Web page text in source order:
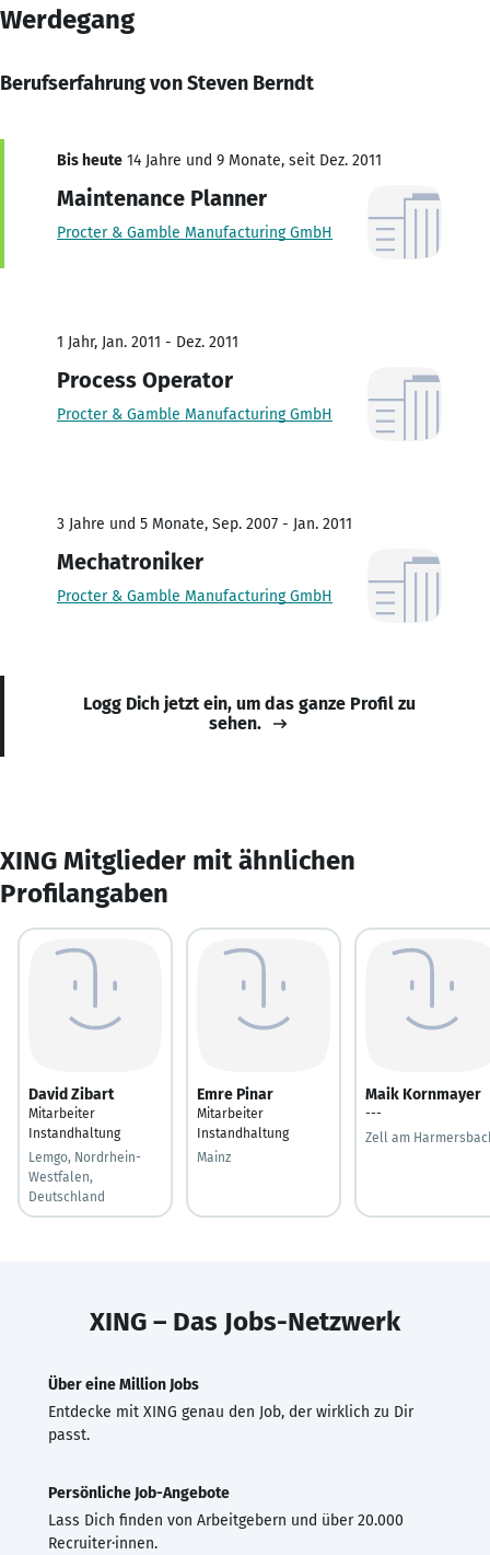
Werdegang
Berufserfahrung von Steven Berndt
Bis heute 14 Jahre und 9 Monate, seit Dez. 2011
Maintenance Planner
Procter & Gamble Manufacturing GmbH
1 Jahr, Jan. 2011 - Dez. 2011
Process Operator
Procter & Gamble Manufacturing GmbH
3 Jahre und 5 Monate, Sep. 2007 - Jan. 2011
Mechatroniker
Procter & Gamble Manufacturing GmbH
Logg Dich jetzt ein, um das ganze Profil zu
sehen.
XING Mitglieder mit ähnlichen
Profilangaben
David Zibart
Mitarbeiter
Instandhaltung
Lemgo, Nordrhein-
Westfalen,
Deutschland
Emre Pinar
Mitarbeiter
Instandhaltung
Mainz
Maik Kornmayer
---
Zell am
XING – Das Jobs-Netzwerk
Über eine Million Jobs
Entdecke mit XING genau den Job, der wirklich zu Dir
passt.
Persönliche Job-Angebote
Lass Dich finden von Arbeitgebern und über 20.000
Recruiter·innen.